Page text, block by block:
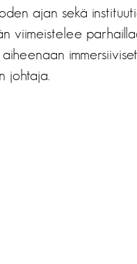
ajan sekä
viimeistelee
johtaja.